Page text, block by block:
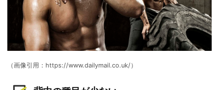
（画像引用：https://www.dailymail.co.uk/）